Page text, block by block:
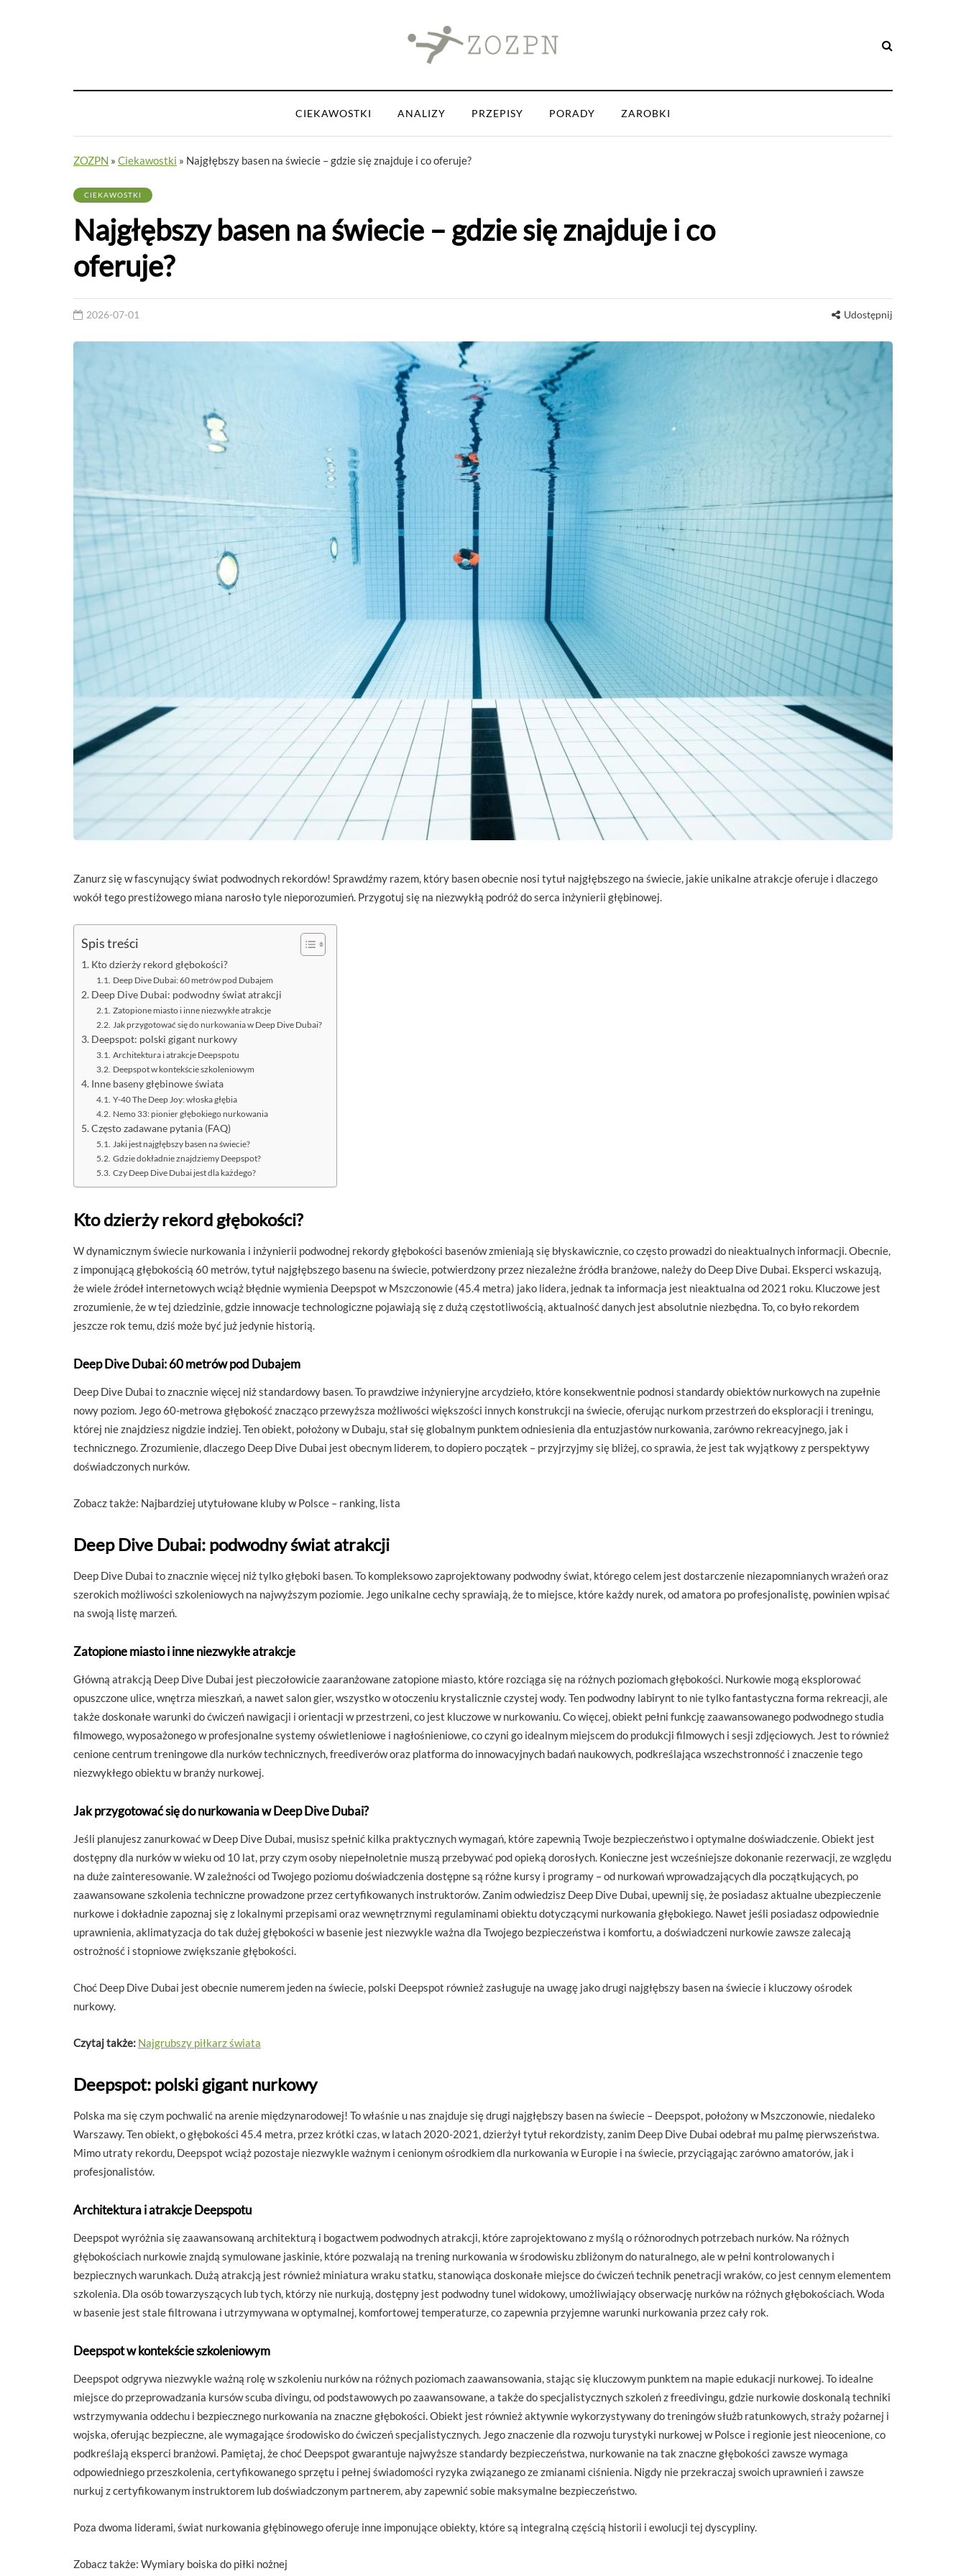
CIEKAWOSTKI ANALIZY PRZEPISY PORADY ZAROBKI
ZOZPN » Ciekawostki » Najgłębszy basen na świecie – gdzie się znajduje i co oferuje?
CIEKAWOSTKI
Najgłębszy basen na świecie – gdzie się znajduje i co
oferuje?
2026-07-01 Udostępnij
Zanurz się w fascynujący świat podwodnych rekordów! Sprawdźmy razem, który basen obecnie nosi tytuł najgłębszego na świecie, jakie unikalne atrakcje oferuje i dlaczego
wokół tego prestiżowego miana narosło tyle nieporozumień. Przygotuj się na niezwykłą podróż do serca inżynierii głębinowej.
Spis treści
Kto dzierży rekord głębokości?
Deep Dive Dubai: 60 metrów pod Dubajem
Deep Dive Dubai: podwodny świat atrakcji
Zatopione miasto i inne niezwykłe atrakcje
Jak przygotować się do nurkowania w Deep Dive Dubai?
Deepspot: polski gigant nurkowy
Architektura i atrakcje Deepspotu
Deepspot w kontekście szkoleniowym
Inne baseny głębinowe świata
Y-40 The Deep Joy: włoska głębia
Nemo 33: pionier głębokiego nurkowania
Często zadawane pytania (FAQ)
Jaki jest najgłębszy basen na świecie?
Gdzie dokładnie znajdziemy Deepspot?
Czy Deep Dive Dubai jest dla każdego?
Kto dzierży rekord głębokości?
W dynamicznym świecie nurkowania i inżynierii podwodnej rekordy głębokości basenów zmieniają się błyskawicznie, co często prowadzi do nieaktualnych informacji. Obecnie,
z imponującą głębokością 60 metrów, tytuł najgłębszego basenu na świecie, potwierdzony przez niezależne źródła branżowe, należy do Deep Dive Dubai. Eksperci wskazują,
że wiele źródeł internetowych wciąż błędnie wymienia Deepspot w Mszczonowie (45.4 metra) jako lidera, jednak ta informacja jest nieaktualna od 2021 roku. Kluczowe jest
zrozumienie, że w tej dziedzinie, gdzie innowacje technologiczne pojawiają się z dużą częstotliwością, aktualność danych jest absolutnie niezbędna. To, co było rekordem
jeszcze rok temu, dziś może być już jedynie historią.
Deep Dive Dubai: 60 metrów pod Dubajem
Deep Dive Dubai to znacznie więcej niż standardowy basen. To prawdziwe inżynieryjne arcydzieło, które konsekwentnie podnosi standardy obiektów nurkowych na zupełnie
nowy poziom. Jego 60-metrowa głębokość znacząco przewyższa możliwości większości innych konstrukcji na świecie, oferując nurkom przestrzeń do eksploracji i treningu,
której nie znajdziesz nigdzie indziej. Ten obiekt, położony w Dubaju, stał się globalnym punktem odniesienia dla entuzjastów nurkowania, zarówno rekreacyjnego, jak i
technicznego. Zrozumienie, dlaczego Deep Dive Dubai jest obecnym liderem, to dopiero początek – przyjrzyjmy się bliżej, co sprawia, że jest tak wyjątkowy z perspektywy
doświadczonych nurków.
Zobacz także: Najbardziej utytułowane kluby w Polsce – ranking, lista
Deep Dive Dubai: podwodny świat atrakcji
Deep Dive Dubai to znacznie więcej niż tylko głęboki basen. To kompleksowo zaprojektowany podwodny świat, którego celem jest dostarczenie niezapomnianych wrażeń oraz
szerokich możliwości szkoleniowych na najwyższym poziomie. Jego unikalne cechy sprawiają, że to miejsce, które każdy nurek, od amatora po profesjonalistę, powinien wpisać
na swoją listę marzeń.
Zatopione miasto i inne niezwykłe atrakcje
Główną atrakcją Deep Dive Dubai jest pieczołowicie zaaranżowane zatopione miasto, które rozciąga się na różnych poziomach głębokości. Nurkowie mogą eksplorować
opuszczone ulice, wnętrza mieszkań, a nawet salon gier, wszystko w otoczeniu krystalicznie czystej wody. Ten podwodny labirynt to nie tylko fantastyczna forma rekreacji, ale
także doskonałe warunki do ćwiczeń nawigacji i orientacji w przestrzeni, co jest kluczowe w nurkowaniu. Co więcej, obiekt pełni funkcję zaawansowanego podwodnego studia
filmowego, wyposażonego w profesjonalne systemy oświetleniowe i nagłośnieniowe, co czyni go idealnym miejscem do produkcji filmowych i sesji zdjęciowych. Jest to również
cenione centrum treningowe dla nurków technicznych, freediverów oraz platforma do innowacyjnych badań naukowych, podkreślająca wszechstronność i znaczenie tego
niezwykłego obiektu w branży nurkowej.
Jak przygotować się do nurkowania w Deep Dive Dubai?
Jeśli planujesz zanurkować w Deep Dive Dubai, musisz spełnić kilka praktycznych wymagań, które zapewnią Twoje bezpieczeństwo i optymalne doświadczenie. Obiekt jest
dostępny dla nurków w wieku od 10 lat, przy czym osoby niepełnoletnie muszą przebywać pod opieką dorosłych. Konieczne jest wcześniejsze dokonanie rezerwacji, ze względu
na duże zainteresowanie. W zależności od Twojego poziomu doświadczenia dostępne są różne kursy i programy – od nurkowań wprowadzających dla początkujących, po
zaawansowane szkolenia techniczne prowadzone przez certyfikowanych instruktorów. Zanim odwiedzisz Deep Dive Dubai, upewnij się, że posiadasz aktualne ubezpieczenie
nurkowe i dokładnie zapoznaj się z lokalnymi przepisami oraz wewnętrznymi regulaminami obiektu dotyczącymi nurkowania głębokiego. Nawet jeśli posiadasz odpowiednie
uprawnienia, aklimatyzacja do tak dużej głębokości w basenie jest niezwykle ważna dla Twojego bezpieczeństwa i komfortu, a doświadczeni nurkowie zawsze zalecają
ostrożność i stopniowe zwiększanie głębokości.
Choć Deep Dive Dubai jest obecnie numerem jeden na świecie, polski Deepspot również zasługuje na uwagę jako drugi najgłębszy basen na świecie i kluczowy ośrodek
nurkowy.
Czytaj także: Najgrubszy piłkarz świata
Deepspot: polski gigant nurkowy
Polska ma się czym pochwalić na arenie międzynarodowej! To właśnie u nas znajduje się drugi najgłębszy basen na świecie – Deepspot, położony w Mszczonowie, niedaleko
Warszawy. Ten obiekt, o głębokości 45.4 metra, przez krótki czas, w latach 2020-2021, dzierżył tytuł rekordzisty, zanim Deep Dive Dubai odebrał mu palmę pierwszeństwa.
Mimo utraty rekordu, Deepspot wciąż pozostaje niezwykle ważnym i cenionym ośrodkiem dla nurkowania w Europie i na świecie, przyciągając zarówno amatorów, jak i
profesjonalistów.
Architektura i atrakcje Deepspotu
Deepspot wyróżnia się zaawansowaną architekturą i bogactwem podwodnych atrakcji, które zaprojektowano z myślą o różnorodnych potrzebach nurków. Na różnych
głębokościach nurkowie znajdą symulowane jaskinie, które pozwalają na trening nurkowania w środowisku zbliżonym do naturalnego, ale w pełni kontrolowanych i
bezpiecznych warunkach. Dużą atrakcją jest również miniatura wraku statku, stanowiąca doskonałe miejsce do ćwiczeń technik penetracji wraków, co jest cennym elementem
szkolenia. Dla osób towarzyszących lub tych, którzy nie nurkują, dostępny jest podwodny tunel widokowy, umożliwiający obserwację nurków na różnych głębokościach. Woda
w basenie jest stale filtrowana i utrzymywana w optymalnej, komfortowej temperaturze, co zapewnia przyjemne warunki nurkowania przez cały rok.
Deepspot w kontekście szkoleniowym
Deepspot odgrywa niezwykle ważną rolę w szkoleniu nurków na różnych poziomach zaawansowania, stając się kluczowym punktem na mapie edukacji nurkowej. To idealne
miejsce do przeprowadzania kursów scuba divingu, od podstawowych po zaawansowane, a także do specjalistycznych szkoleń z freedivingu, gdzie nurkowie doskonalą techniki
wstrzymywania oddechu i bezpiecznego nurkowania na znaczne głębokości. Obiekt jest również aktywnie wykorzystywany do treningów służb ratunkowych, straży pożarnej i
wojska, oferując bezpieczne, ale wymagające środowisko do ćwiczeń specjalistycznych. Jego znaczenie dla rozwoju turystyki nurkowej w Polsce i regionie jest nieocenione, co
podkreślają eksperci branżowi. Pamiętaj, że choć Deepspot gwarantuje najwyższe standardy bezpieczeństwa, nurkowanie na tak znaczne głębokości zawsze wymaga
odpowiedniego przeszkolenia, certyfikowanego sprzętu i pełnej świadomości ryzyka związanego ze zmianami ciśnienia. Nigdy nie przekraczaj swoich uprawnień i zawsze
nurkuj z certyfikowanym instruktorem lub doświadczonym partnerem, aby zapewnić sobie maksymalne bezpieczeństwo.
Poza dwoma liderami, świat nurkowania głębinowego oferuje inne imponujące obiekty, które są integralną częścią historii i ewolucji tej dyscypliny.
Zobacz także: Wymiary boiska do piłki nożnej